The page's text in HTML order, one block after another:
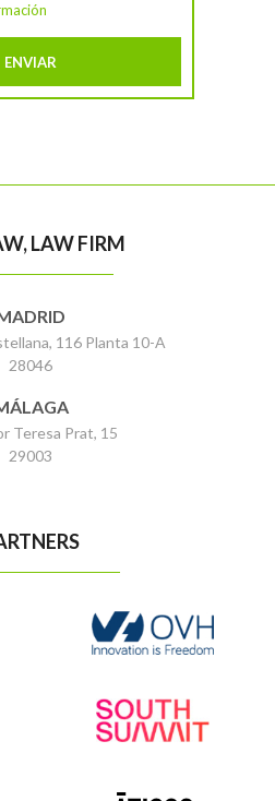
LAW FIRM
116 Planta 10-A
28046
Teresa Prat, 15
29003